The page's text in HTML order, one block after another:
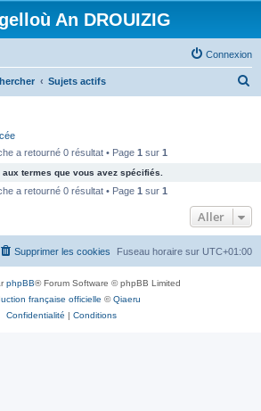
An DROUIZIG
Connexion
Sujets actifs
c
e
a retourné 0 résultat • Page 1 sur 1
termes que vous avez spécifiés.
a retourné 0 résultat • Page 1 sur 1
Aller
Fuseau horaire sur UTC+01:00
Supprimer les cookies
phpBB® Forum Software © phpBB Limited
française officielle ©Qiaeru
Confidentialité | Conditions